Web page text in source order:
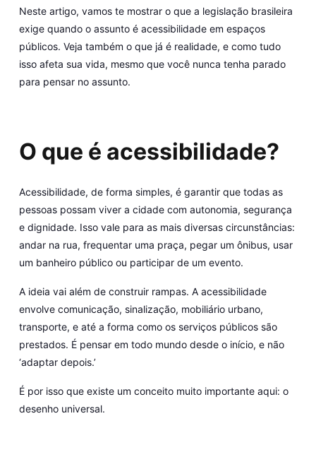
Neste artigo, vamos te mostrar o que a legislação brasileira
exige quando o assunto é acessibilidade em espaços
públicos. Veja também o que já é realidade, e como tudo
isso afeta sua vida, mesmo que você nunca tenha parado
para pensar no assunto.
O que é acessibilidade?
Acessibilidade, de forma simples, é garantir que todas as
pessoas possam viver a cidade com autonomia, segurança
e dignidade. Isso vale para as mais diversas circunstâncias:
andar na rua, frequentar uma praça, pegar um ônibus, usar
um banheiro público ou participar de um evento.
A ideia vai além de construir rampas. A acessibilidade
envolve comunicação, sinalização, mobiliário urbano,
transporte, e até a forma como os serviços públicos são
prestados. É pensar em todo mundo desde o início, e não
‘adaptar depois.’
É por isso que existe um conceito muito importante aqui: o
desenho universal.